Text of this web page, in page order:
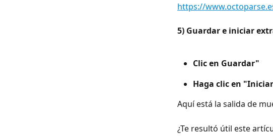
https://
5) Guardar e iniciar
Clic en Guardar"
Haga clic en
Aquí está la salida de
¿Te resultó útil este